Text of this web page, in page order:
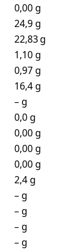
0,00 g
24,9 g
22,83 g
1,10 g
0,97 g
16,4 g
– g
0,0 g
0,00 g
0,00 g
0,00 g
2,4 g
– g
– g
– g
– g